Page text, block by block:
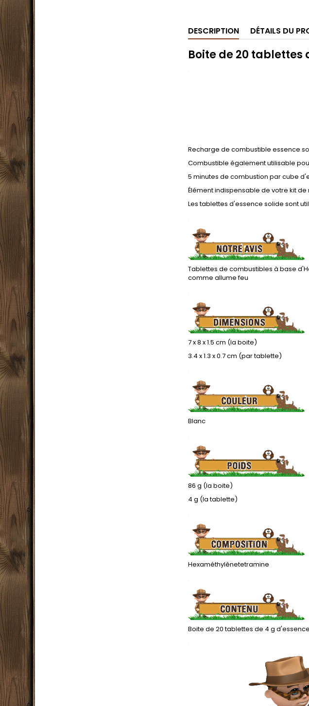
DESCRIPTION DÉTAILS DU
Boite de 20 tablettes
.
Recharge de combustible essence
Combustible également utilisable
5 minutes de combustion par cube
Élément indispensable de votre kit
Les tablettes d'essence solide sont
.
Tablettes de combustibles à base
comme allume feu
.
7 x 8 x 1.5 cm (la boite)
3.4 x 1.3 x 0.7 cm (par tablette)
.
Blanc
.
86 g (la boite)
4 g (la tablette)
.
Hexaméthylènetetramine
.
Boite de 20 tablettes de 4 g
.